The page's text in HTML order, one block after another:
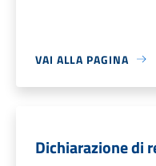
VAI ALLA PAGINA
Dichiarazione di